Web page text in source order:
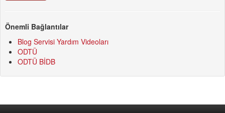
Önemli Bağlantılar
Blog Servisi Yardım Videoları
ODTÜ
ODTÜ BİDB